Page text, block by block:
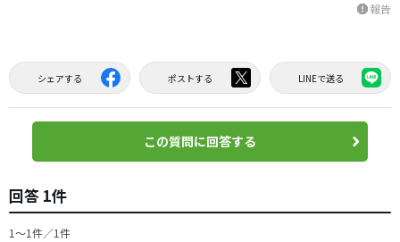
report報告
シェアする ポストする LINEで送る
この質問に回答する
回答 1件
1〜1件／1件